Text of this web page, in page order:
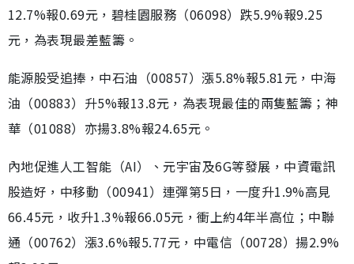
12.7%報0.69元，碧桂園服務（06098）跌5.9%報9.25
元，為表現最差藍籌。
能源股受追捧，中石油（00857）漲5.8%報5.81元，中海
油（00883）升5%報13.8元，為表現最佳的兩隻藍籌；神
華（01088）亦揚3.8%報24.65元。
內地促進人工智能（AI）、元宇宙及6G等發展，中資電訊
股造好，中移動（00941）連彈第5日，一度升1.9%高見
66.45元，收升1.3%報66.05元，衝上約4年半高位；中聯
通（00762）漲3.6%報5.77元，中電信（00728）揚2.9%